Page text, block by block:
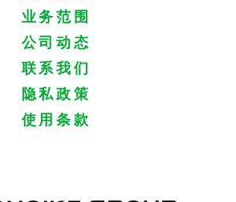
业务范围
公司动态
联系我们
隐私政策
使用条款